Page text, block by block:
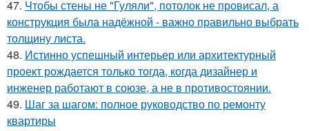
47. Чтобы стены не "Гуляли", потолок не провисал, а
конструкция была надёжной - важно правильно выбрать
толщину листа.
48. Истинно успешный интерьер или архитектурный
проект рождается только тогда, когда дизайнер и
инженер работают в союзе, а не в противостоянии.
49. Шаг за шагом: полное руководство по ремонту
квартиры